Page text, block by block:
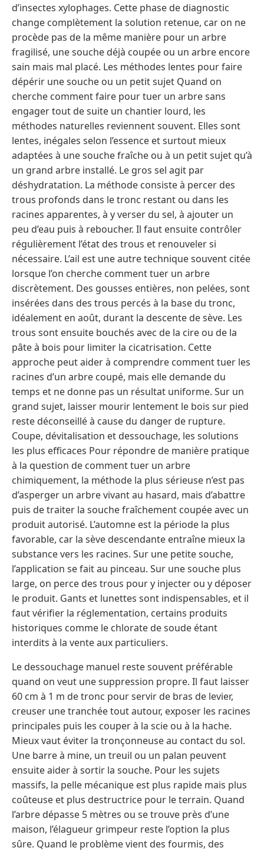
d’insectes xylophages. Cette phase de diagnostic
change complètement la solution retenue, car on ne
procède pas de la même manière pour un arbre
fragilisé, une souche déjà coupée ou un arbre encore
sain mais mal placé. Les méthodes lentes pour faire
dépérir une souche ou un petit sujet Quand on
cherche comment faire pour tuer un arbre sans
engager tout de suite un chantier lourd, les
méthodes naturelles reviennent souvent. Elles sont
lentes, inégales selon l’essence et surtout mieux
adaptées à une souche fraîche ou à un petit sujet qu’à
un grand arbre installé. Le gros sel agit par
déshydratation. La méthode consiste à percer des
trous profonds dans le tronc restant ou dans les
racines apparentes, à y verser du sel, à ajouter un
peu d’eau puis à reboucher. Il faut ensuite contrôler
régulièrement l’état des trous et renouveler si
nécessaire. L’ail est une autre technique souvent citée
lorsque l’on cherche comment tuer un arbre
discrètement. Des gousses entières, non pelées, sont
insérées dans des trous percés à la base du tronc,
idéalement en août, durant la descente de sève. Les
trous sont ensuite bouchés avec de la cire ou de la
pâte à bois pour limiter la cicatrisation. Cette
approche peut aider à comprendre comment tuer les
racines d’un arbre coupé, mais elle demande du
temps et ne donne pas un résultat uniforme. Sur un
grand sujet, laisser mourir lentement le bois sur pied
reste déconseillé à cause du danger de rupture.
Coupe, dévitalisation et dessouchage, les solutions
les plus efficaces Pour répondre de manière pratique
à la question de comment tuer un arbre
chimiquement, la méthode la plus sérieuse n’est pas
d’asperger un arbre vivant au hasard, mais d’abattre
puis de traiter la souche fraîchement coupée avec un
produit autorisé. L’automne est la période la plus
favorable, car la sève descendante entraîne mieux la
substance vers les racines. Sur une petite souche,
l’application se fait au pinceau. Sur une souche plus
large, on perce des trous pour y injecter ou y déposer
le produit. Gants et lunettes sont indispensables, et il
faut vérifier la réglementation, certains produits
historiques comme le chlorate de soude étant
interdits à la vente aux particuliers.
Le dessouchage manuel reste souvent préférable
quand on veut une suppression propre. Il faut laisser
60 cm à 1 m de tronc pour servir de bras de levier,
creuser une tranchée tout autour, exposer les racines
principales puis les couper à la scie ou à la hache.
Mieux vaut éviter la tronçonneuse au contact du sol.
Une barre à mine, un treuil ou un palan peuvent
ensuite aider à sortir la souche. Pour les sujets
massifs, la pelle mécanique est plus rapide mais plus
coûteuse et plus destructrice pour le terrain. Quand
l’arbre dépasse 5 mètres ou se trouve près d’une
maison, l’élagueur grimpeur reste l’option la plus
sûre. Quand le problème vient des fourmis, des